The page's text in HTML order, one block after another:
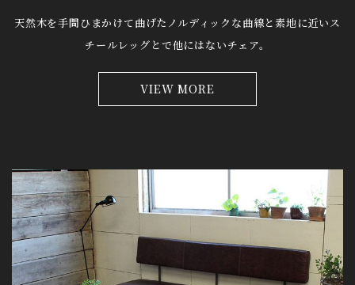
天然木を手間ひまかけて曲げたノルディックな曲線と素地に近いス
チールレッグとで他にはないチェア。
VIEW MORE